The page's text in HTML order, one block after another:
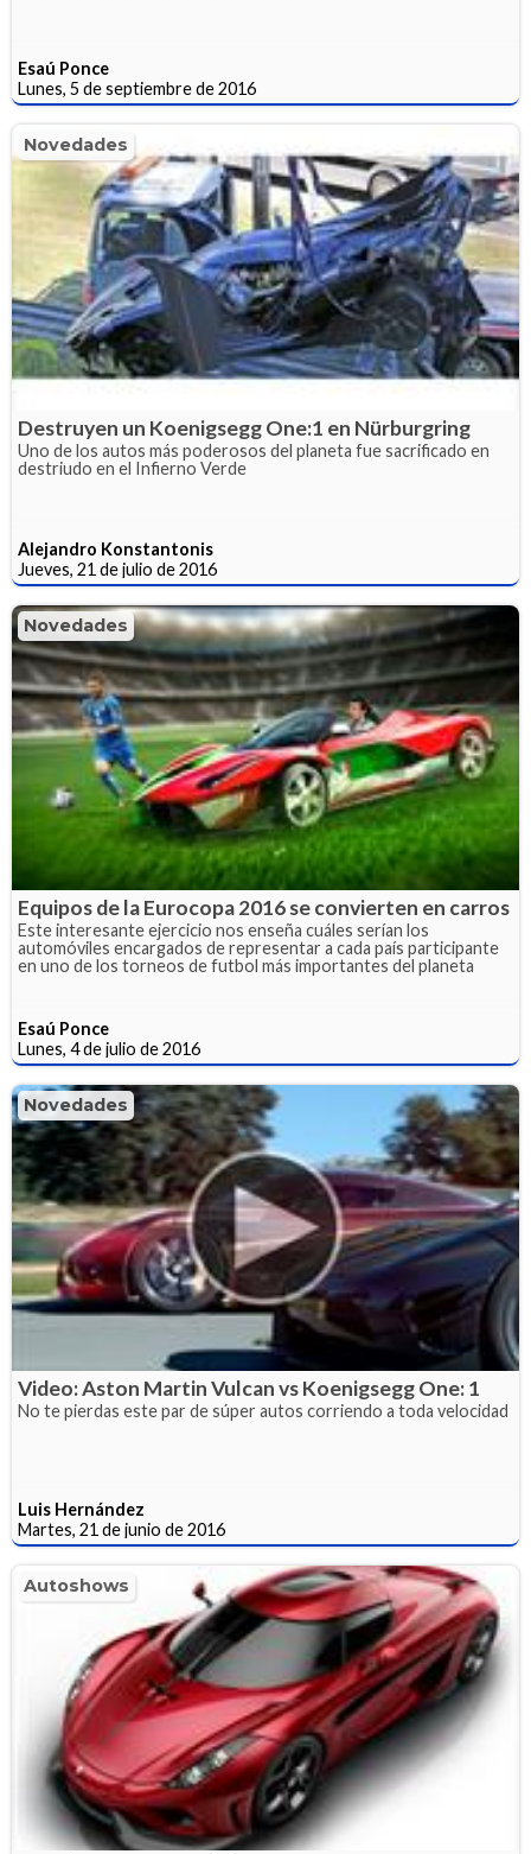
Esaú Ponce
Lunes, 5 de septiembre de 2016
Novedades
Destruyen un Koenigsegg One:1 en Nürburgring
Uno de los autos más poderosos del planeta fue sacrificado en
destriudo en el Infierno Verde
Alejandro Konstantonis
Jueves, 21 de julio de 2016
Novedades
Equipos de la Eurocopa 2016 se convierten en carros
Este interesante ejercicio nos enseña cuáles serían los
automóviles encargados de representar a cada país participante
en uno de los torneos de futbol más importantes del planeta
Esaú Ponce
Lunes, 4 de julio de 2016
Novedades
Video: Aston Martin Vulcan vs Koenigsegg One: 1
No te pierdas este par de súper autos corriendo a toda velocidad
Luis Hernández
Martes, 21 de junio de 2016
Autoshows